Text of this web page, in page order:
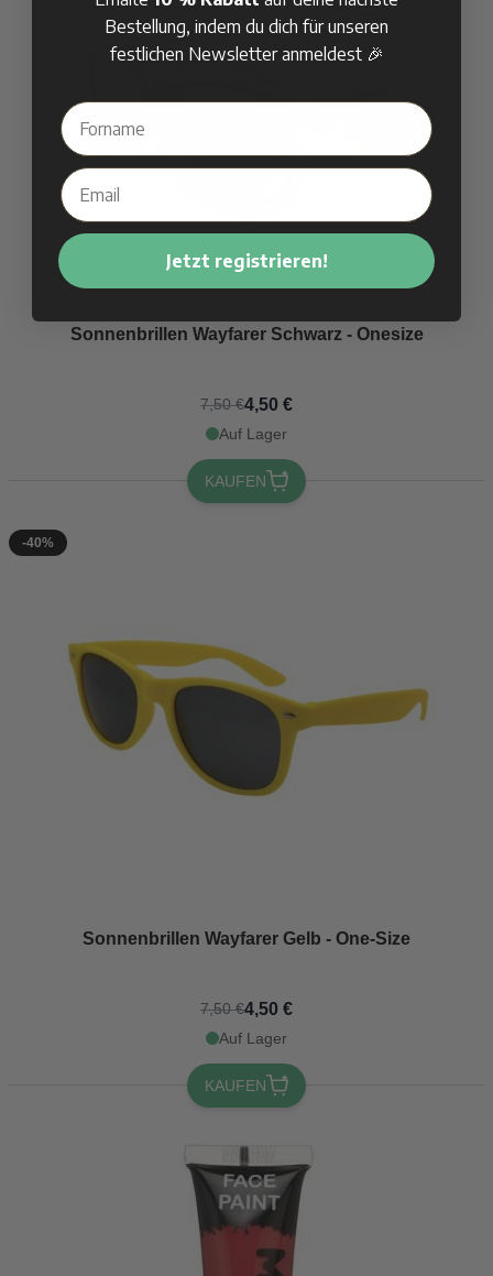
Sonnenbrillen Wayfarer Schwarz - Onesize
7,50 €4,50 €
Auf Lager
KAUFEN
-40%
Sonnenbrillen Wayfarer Gelb - One-Size
7,50 €4,50 €
Auf Lager
KAUFEN
Bestellung, indem du dich für unseren
festlichen Newsletter anmeldest 🎉
Jetzt registrieren!